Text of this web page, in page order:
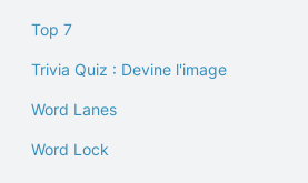
Top 7
Trivia Quiz : Devine l'image
Word Lanes
Word Lock